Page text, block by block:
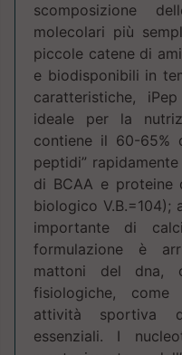
scomposizione
molecolari più
piccole catene di
e biodisponibili in
caratteristiche,
ideale per la
contiene il 60-65%
peptidi”
di BCAA e proteine
biologico
importante di
formulazione è
mattoni del dna,
fisiologiche, come
attività sportiva
essenziali. I